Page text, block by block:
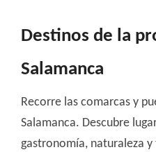
Destinos de la
Salamanca
Recorre las comarcas y
Salamanca. Descubre
gastronomía, naturaleza